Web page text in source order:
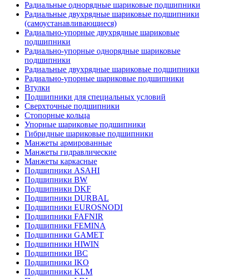
Радиальные однорядные шариковые подшипники
Радиальные двухрядные шариковые подшипники
(самоустанавливающиеся)
Радиально-упорные двухрядные шариковые
подшипники
Радиально-упорные однорядные шариковые
подшипники
Радиальные двухрядные шариковые подшипники
Радиально-упорные шариковые подшипники
Втулки
Подшипники для специальных условий
Сверхточные подшипники
Стопорные кольца
Упорные шариковые подшипники
Гибридные шариковые подшипники
Манжеты армированные
Манжеты гидравлические
Манжеты каркасные
Подшипники ASAHI
Подшипники BW
Подшипники DKF
Подшипники DURBAL
Подшипники EUROSNODI
Подшипники FAFNIR
Подшипники FEMINA
Подшипники GAMET
Подшипники HIWIN
Подшипники IBC
Подшипники IKO
Подшипники KLM